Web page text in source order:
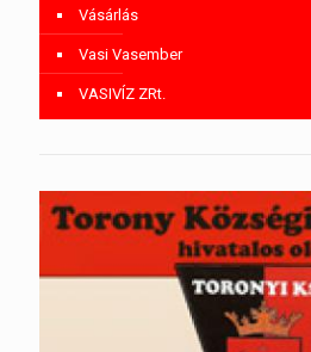
Vásárlás
Vasi Vasember
VASIVÍZ ZRt.